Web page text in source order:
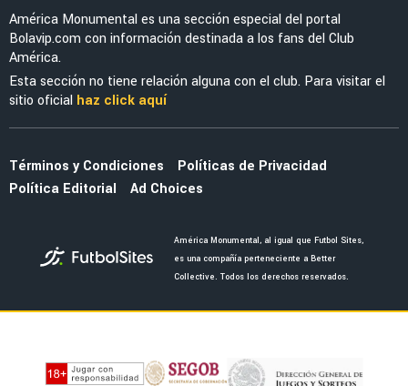
LEAGUES CUP 2026
La tajante frase de Guillermo Almada sobre la
actuación de Alan Cervantes ante San Diego
FC